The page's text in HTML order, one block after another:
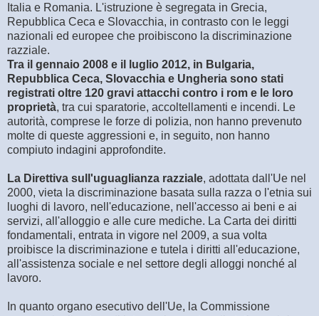
Italia e Romania. L'istruzione è segregata in Grecia,
Repubblica Ceca e Slovacchia, in contrasto con le leggi
nazionali ed europee che proibiscono la discriminazione
razziale.
Tra il gennaio 2008 e il luglio 2012, in Bulgaria,
Repubblica Ceca, Slovacchia e Ungheria sono stati
registrati oltre 120 gravi attacchi contro i rom e le loro
proprietà, tra cui sparatorie, accoltellamenti e incendi. Le
autorità, comprese le forze di polizia, non hanno prevenuto
molte di queste aggressioni e, in seguito, non hanno
compiuto indagini approfondite.
La Direttiva sull'uguaglianza razziale, adottata dall'Ue nel
2000, vieta la discriminazione basata sulla razza o l'etnia sui
luoghi di lavoro, nell'educazione, nell'accesso ai beni e ai
servizi, all'alloggio e alle cure mediche. La Carta dei diritti
fondamentali, entrata in vigore nel 2009, a sua volta
proibisce la discriminazione e tutela i diritti all'educazione,
all'assistenza sociale e nel settore degli alloggi nonché al
lavoro.
In quanto organo esecutivo dell'Ue, la Commissione